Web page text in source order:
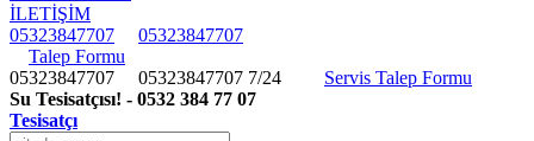
İLETİŞİM
05323847707
05323847707
Talep Formu
05323847707 05323847707 7/24
Servis Talep Formu
Su Tesisatçısı! - 0532 384 77 07
Tesisatçı